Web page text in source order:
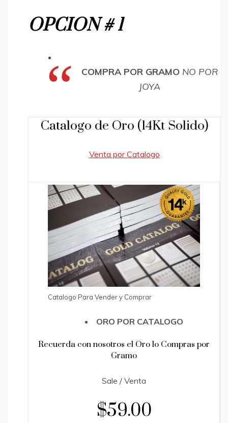
OPCION # 1
COMPRA POR GRAMO NO POR
JOYA
Catalogo de Oro (14Kt Solido)
Venta por Catalogo
Catalogo Para Vender y Comprar
ORO POR CATALOGO
Recuerda con nosotros el Oro lo Compras por
Gramo
Sale / Venta
$59.00